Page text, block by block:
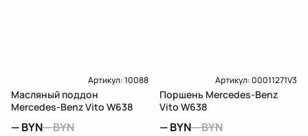
Артикул:10088
Масляный поддон
Mercedes-Benz Vito W638
—BYN—BYN
Артикул:00011271V3
Поршень Mercedes-Benz
Vito W638
—BYN—BYN